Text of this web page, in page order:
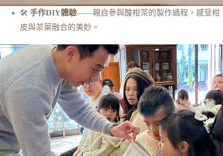
🛠️ 手作DIY體驗——親自參與酸柑茶的製作過程，感受柑
皮與茶葉融合的美妙。